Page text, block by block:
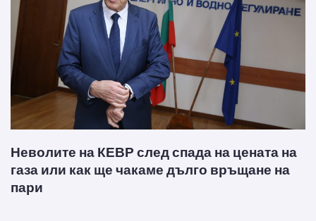
Неволите на КЕВР след спада на цената на
газа или как ще чакаме дълго връщане на
пари